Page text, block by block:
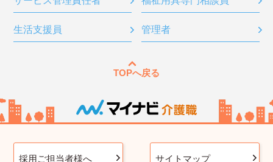
生活支援員 管理者
TOPへ戻る
採用ご担当者様へ サイトマップ